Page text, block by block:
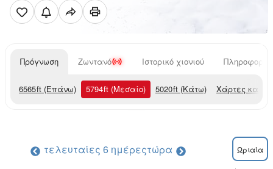
Πρόγνωση Ζωντανό Ιστορικό χιονιού
6565ft (Επάνω) 5794ft (Μεσαίο) 5020ft (Κάτω) Χάρτες
τελευταίες 6 ημέρεςτώρα Ωριαία